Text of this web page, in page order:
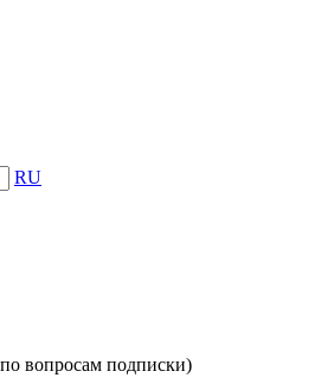
RU
вопросам подписки)